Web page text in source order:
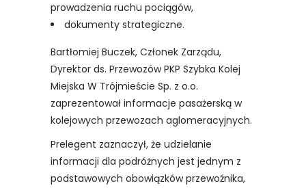
prowadzenia ruchu pociągów,
dokumenty strategiczne.
Bartłomiej Buczek, Członek Zarządu,
Dyrektor ds. Przewozów PKP Szybka Kolej
Miejska W Trójmieście Sp. z o.o.
zaprezentował informacje pasażerską w
kolejowych przewozach aglomeracyjnych.
Prelegent zaznaczył, że udzielanie
informacji dla podróżnych jest jednym z
podstawowych obowiązków przewoźnika,